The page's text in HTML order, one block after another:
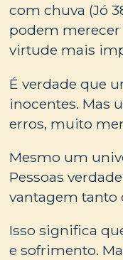
com chuva (Jó
podem merecer
virtude mais
É verdade que
inocentes. Mas
erros, muito
Mesmo um
Pessoas
vantagem tanto
Isso significa
e sofrimento.